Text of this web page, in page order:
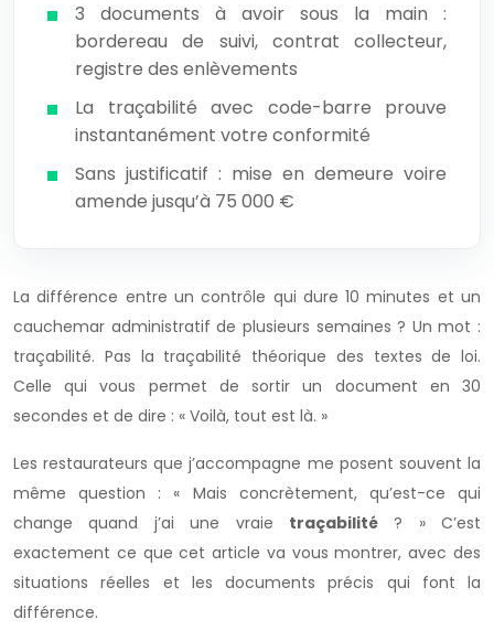
3 documents à avoir sous la main :
bordereau de suivi, contrat collecteur,
registre des enlèvements
La traçabilité avec code-barre prouve
instantanément votre conformité
Sans justificatif : mise en demeure voire
amende jusqu’à 75 000 €
La différence entre un contrôle qui dure 10 minutes et un
cauchemar administratif de plusieurs semaines ? Un mot :
traçabilité. Pas la traçabilité théorique des textes de loi.
Celle qui vous permet de sortir un document en 30
secondes et de dire : « Voilà, tout est là. »
Les restaurateurs que j’accompagne me posent souvent la
même question : « Mais concrètement, qu’est-ce qui
change quand j’ai une vraie traçabilité? » C’est
exactement ce que cet article va vous montrer, avec des
situations réelles et les documents précis qui font la
différence.